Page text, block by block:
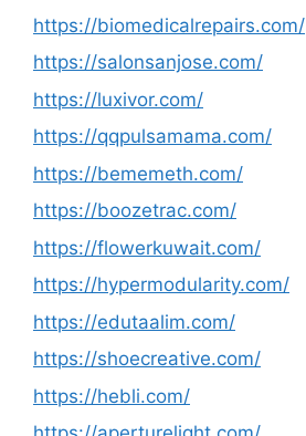
https://biomedicalrepairs.com/
https://salonsanjose.com/
https://luxivor.com/
https://qqpulsamama.com/
https://bememeth.com/
https://boozetrac.com/
https://flowerkuwait.com/
https://hypermodularity.com/
https://edutaalim.com/
https://shoecreative.com/
https://hebli.com/